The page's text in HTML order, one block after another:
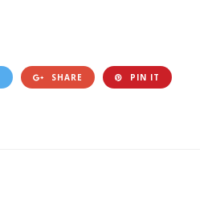
SHARE PIN IT